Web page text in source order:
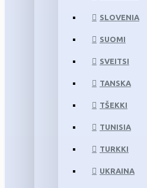
SLOVENIA
SUOMI
SVEITSI
TANSKA
TŠEKKI
TUNISIA
TURKKI
UKRAINA